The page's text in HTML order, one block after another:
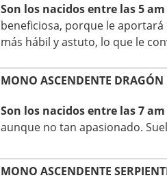
Son los nacidos entre las 5
beneficiosa, porque le
más hábil y astuto, lo que le
MONO ASCENDENTE DRAGÓN
Son los nacidos entre las 7
aunque no tan apasionado.
MONO ASCENDENTE